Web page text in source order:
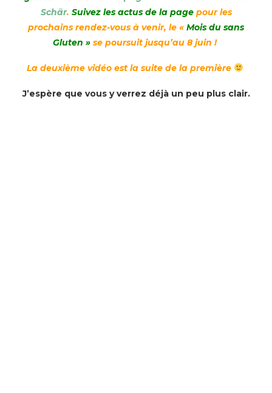
Schär. Suivez les actus de la pagepour les
prochains rendez-vous à venir, le « Mois du sans
Gluten » se poursuit jusqu’au 8 juin !
La deuxième vidéo est la suite de la première
J’espère que vous y verrez déjà un peu plus clair.